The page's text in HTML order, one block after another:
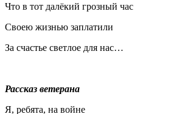
Что в тот далёкий грозный час
Своею жизнью заплатили
За счастье светлое для нас…
Рассказ ветерана
Я, ребята, на войне